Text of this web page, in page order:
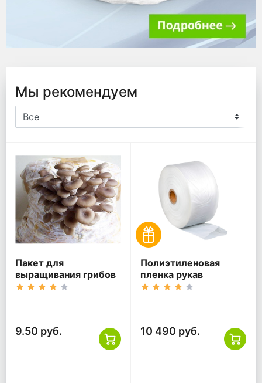
Мы рекомендуем
Пакет для
выращивания грибов
9.50 руб.
Полиэтиленовая
пленка рукав
10 490 руб.